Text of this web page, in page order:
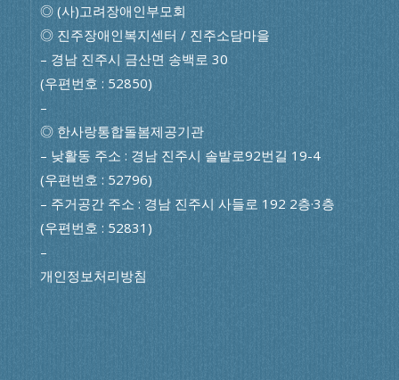
◎ (사)고려장애인부모회
◎ 진주장애인복지센터 / 진주소담마을
– 경남 진주시 금산면 송백로 30
(우편번호 : 52850)
–
◎ 한사랑통합돌봄제공기관
– 낮활동 주소 : 경남 진주시 솔밭로92번길 19-4
(우편번호 : 52796)
– 주거공간 주소 : 경남 진주시 사들로 192 2층·3층
(우편번호 : 52831)
–
개인정보처리방침